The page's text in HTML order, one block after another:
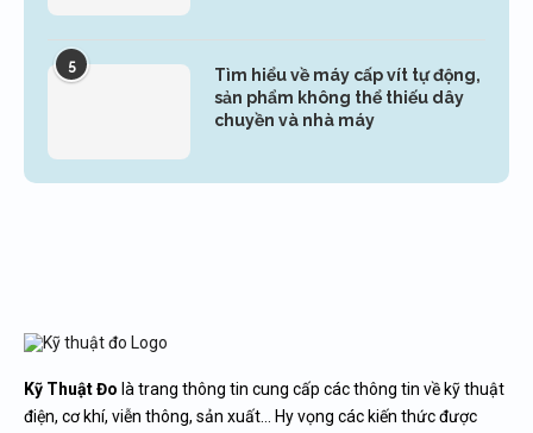
5
Tìm hiểu về máy cấp vít tự động,
sản phẩm không thể thiếu dây
chuyền và nhà máy
Kỹ Thuật Đo là trang thông tin cung cấp các thông tin về kỹ thuật
điện, cơ khí, viễn thông, sản xuất… Hy vọng các kiến thức được